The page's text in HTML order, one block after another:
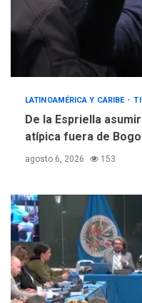
LATINOAMÉRICA Y CARIBE
De la Espriella
atípica fuera de
agosto 6, 2026 153